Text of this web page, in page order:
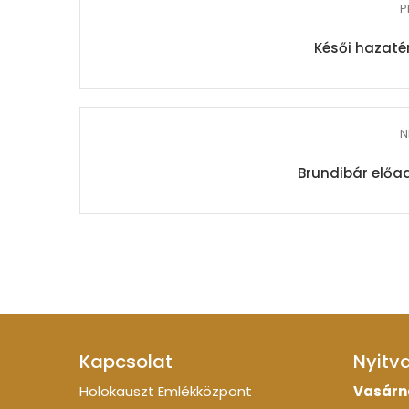
Késői
Brundibár
Kapcsolat
Holokauszt Emlékközpont